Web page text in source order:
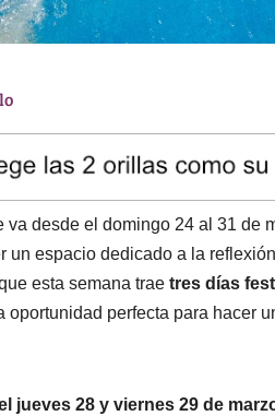
desde el domingo 24 al 31 de
un espacio dedicado a la
esta semana trae tres días
oportunidad perfecta para hacer
jueves 28 y viernes 29 de